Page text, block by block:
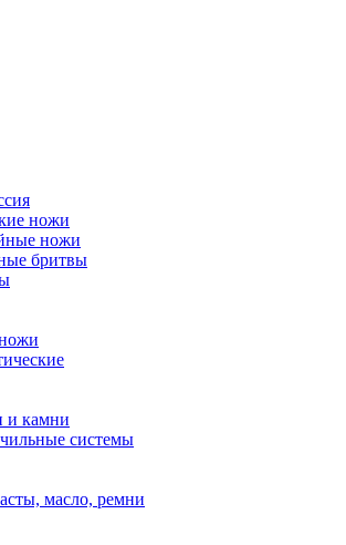
ножи
ножи
бритвы
и камни
системы
масло, ремни